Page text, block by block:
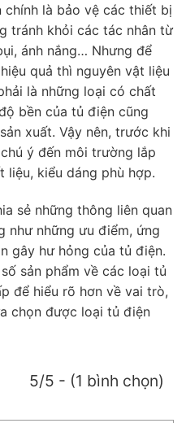
là bảo vệ các thiết bị
tránh khỏi các tác nhân từ
ánh nắng… Nhưng để
quả thì nguyên vật liệu
là những loại có chất
bền của tủ điện cũng
xuất. Vậy nên, trước khi
ý đến môi trường lắp
liệu, kiểu dáng phù hợp.
sẻ những thông liên quan
như những ưu điểm, ứng
gây hư hỏng của tủ điện.
sản phẩm về các loại tủ
để hiểu rõ hơn về vai trò,
chọn được loại tủ điện
5/5 - (1 bình chọn)